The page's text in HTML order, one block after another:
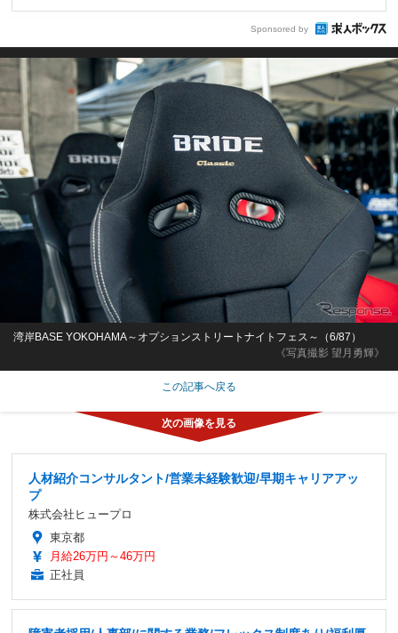
Sponsored by
《写真撮影 望月勇輝》
湾岸BASE YOKOHAMA～オプションストリートナイトフェス～（6/87）
この記事へ戻る
人材紹介コンサルタント/営業未経験歓迎/早期キャリアアッ
プ
株式会社ヒュープロ
東京都
月給26万円～46万円
正社員